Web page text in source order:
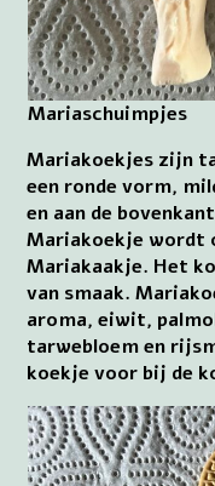
Mariaschuimpjes
Mariakoekjes zijn
een ronde vorm,
en aan de
Mariakoekje wordt
Mariakaakje. Het
van smaak.
aroma, eiwit,
tarwebloem en
koekje voor bij de